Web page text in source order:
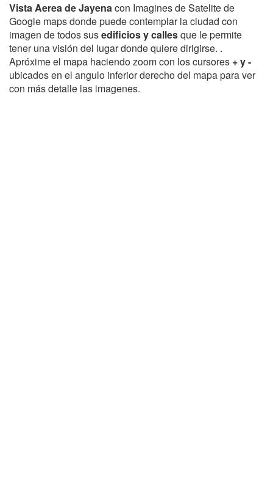
Vista Aerea de Jayenacon Imagines de Satelite de
Google maps donde puede contemplar la ciudad con
imagen de todos susedificios y callesque le permite
tener una visión del lugar donde quiere dirigirse. .
Apróxime el mapa haciendo zoom con los cursores + y -
ubicados en el angulo inferior derecho del mapa para ver
con más detalle las imagenes.